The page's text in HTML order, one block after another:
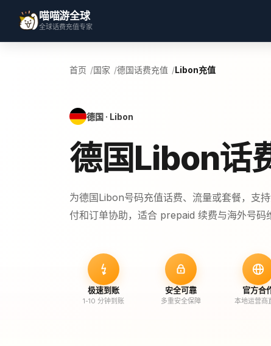
喵喵游全球
全球话费充值专家
首页 国家 德国话费充值 Libon充值
德国 · Libon
德国Libon话
为德国Libon号码充值话费、流量或套餐，支
付和订单协助，适合 prepaid 续费与海外号码
极速到账
1-10 分钟到账
安全可靠
多重安全保障
官方合
本地运营商